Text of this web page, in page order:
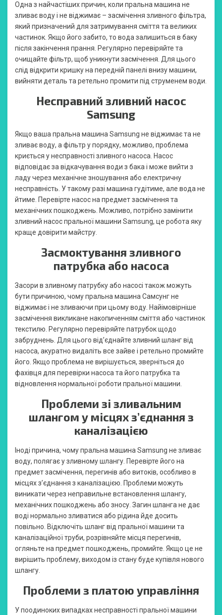
Одна з найчастіших причин, коли пральна машина не
зливає воду і не віджимає – засмічення зливного фільтра,
який призначений для затримування сміття та великих
частинок. Якщо його забито, то вода залишиться в баку
після закінчення прання. Регулярно перевіряйте та
очищайте фільтр, щоб уникнути засмічення. Для цього
слід відкрити кришку на передній панелі внизу машини,
вийняти деталь та ретельно промити під струменем води.
Несправний зливний насос
Samsung
Якщо ваша пральна машина Samsung не віджимає та не
зливає воду, а фільтр у порядку, можливо, проблема
криється у несправності зливного насоса. Насос
відповідає за відкачування води з бака і може вийти з
ладу через механічне зношування або електричну
несправність. У такому разі машина гудітиме, але вода не
йтиме. Перевірте насос на предмет засмічення та
механічних пошкоджень. Можливо, потрібно замінити
зливний насос пральної машини Samsung, це робота яку
краще довірити майстру.
Засмоктування зливного
патрубка або насоса
Засори в зливному патрубку або насосі також можуть
бути причиною, чому пральна машина Самсунг не
віджимає і не зливаючи при цьому воду. Найімовірніше
засмічення викликане накопиченням сміття або частинок
текстилю. Регулярно перевіряйте патрубок щодо
забруднень. Для цього від’єднайте зливний шланг від
насоса, акуратно видаліть все зайве і ретельно промийте
його. Якщо проблема не вирішується, зверніться до
фахівця для перевірки насоса та його патрубка та
відновлення нормальної роботи пральної машини.
Проблеми зі зливальним
шлангом у місцях з’єднання з
каналізацією
Іноді причина, чому пральна машина Samsung не зливає
воду, полягає у зливному шлангу. Перевірте його на
предмет засмічення, перегинів або витоків, особливо в
місцях з’єднання з каналізацією. Проблеми можуть
виникати через неправильне встановлення шлангу,
механічних пошкоджень або зносу. Загин шланга не дає
воді нормально зливатися або рідина йде досить
повільно. Відключіть шланг від пральної машини та
каналізаційної труби, розрівняйте місця перегинів,
огляньте на предмет пошкоджень, промийте. Якщо це не
вирішить проблему, виходом із стану буде купівля нового
шлангу.
Проблеми з платою управління
У поодиноких випадках несправності пральної машини